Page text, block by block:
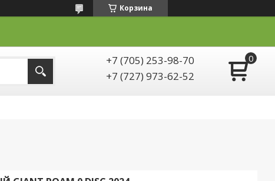
Корзина
+7 (705) 253-98-70
+7 (727) 973-62-52